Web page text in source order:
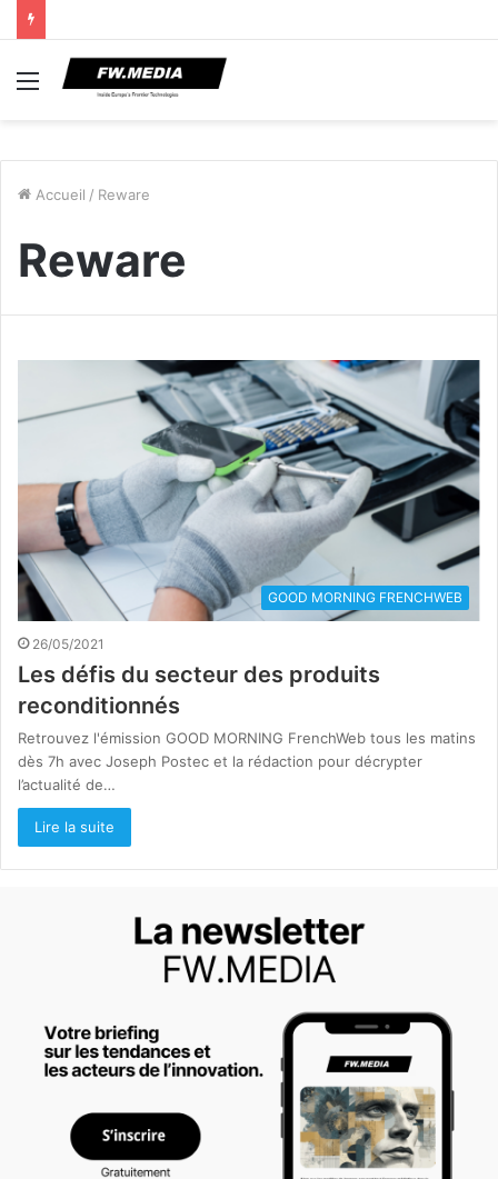
Menu
Accueil / Reware
Reware
GOOD MORNING FRENCHWEB
26/05/2021
Les défis du secteur des produits
reconditionnés
Retrouvez l'émission GOOD MORNING FrenchWeb tous les matins
dès 7h avec Joseph Postec et la rédaction pour décrypter
l’actualité de…
Lire la suite